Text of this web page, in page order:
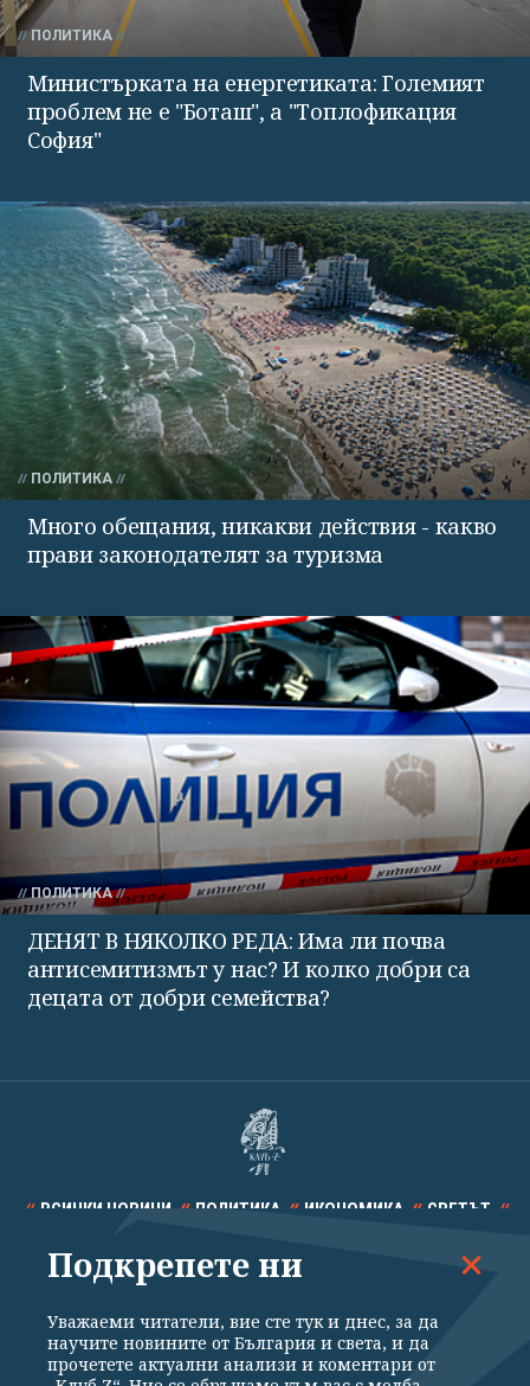
ПОЛИТИКА
Министърката на енергетиката: Големият
проблем не е "Боташ", а "Топлофикация
София"
ПОЛИТИКА
Много обещания, никакви действия - какво
прави законодателят за туризма
ПОЛИТИКА
ДЕНЯТ В НЯКОЛКО РЕДА: Има ли почва
антисемитизмът у нас? И колко добри са
децата от добри семейства?
ВСИЧКИ НОВИНИ ПОЛИТИКА ИКОНОМИКА СВЕТЪТ
СПОРТ КУЛТУРА ТЕХНОЛОГИИ КАЛЕЙДОСКОП
Подкрепете ни
Уважаеми читатели, вие сте тук и днес, за да
научите новините от България и света, и да
прочетете актуални анализи и коментари от